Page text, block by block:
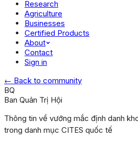
Research
Agriculture
Businesses
Certified Products
About
Contact
Sign in
← Back to community
BQ
Ban Quản Trị Hội
Thông tin về vướng mắc định danh
trong danh mục CITES quốc tế